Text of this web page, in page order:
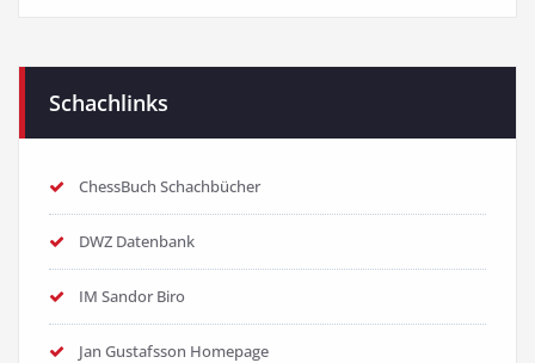
Schachlinks
ChessBuch Schachbücher
DWZ Datenbank
IM Sandor Biro
Jan Gustafsson Homepage